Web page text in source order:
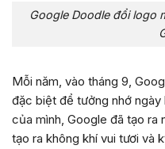
Google Doodle đổi logo
Mỗi năm, vào tháng 9,
đặc biệt để tưởng nhớ ngày
của mình, Google đã tạo ra
tạo ra không khí vui tươi và